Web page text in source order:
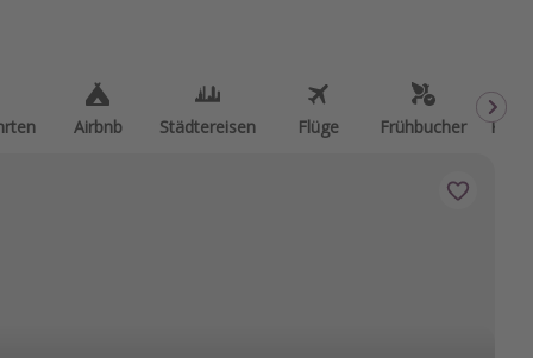
Airbnb Städtereisen Flüge Frühbucher